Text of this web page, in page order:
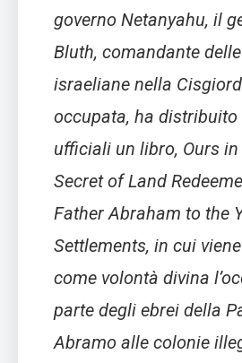
governo Netanyahu, il
Bluth, comandante
israeliane nella
occupata, ha
ufficiali un libro, Ours
Secret of Land
Father Abraham to the
Settlements, in cui
come volontà divina
parte degli ebrei della
Abramo alle colonie